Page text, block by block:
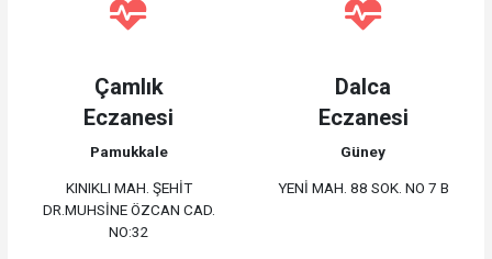
Çamlık
Eczanesi
Pamukkale
KINIKLI MAH. ŞEHİT
DR.MUHSİNE ÖZCAN CAD.
NO:32
Dalca
Eczanesi
Güney
YENİ MAH. 88 SOK. NO 7 B